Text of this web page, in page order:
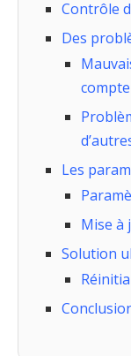
Contrôle
Des
Les
Mise à
Solution